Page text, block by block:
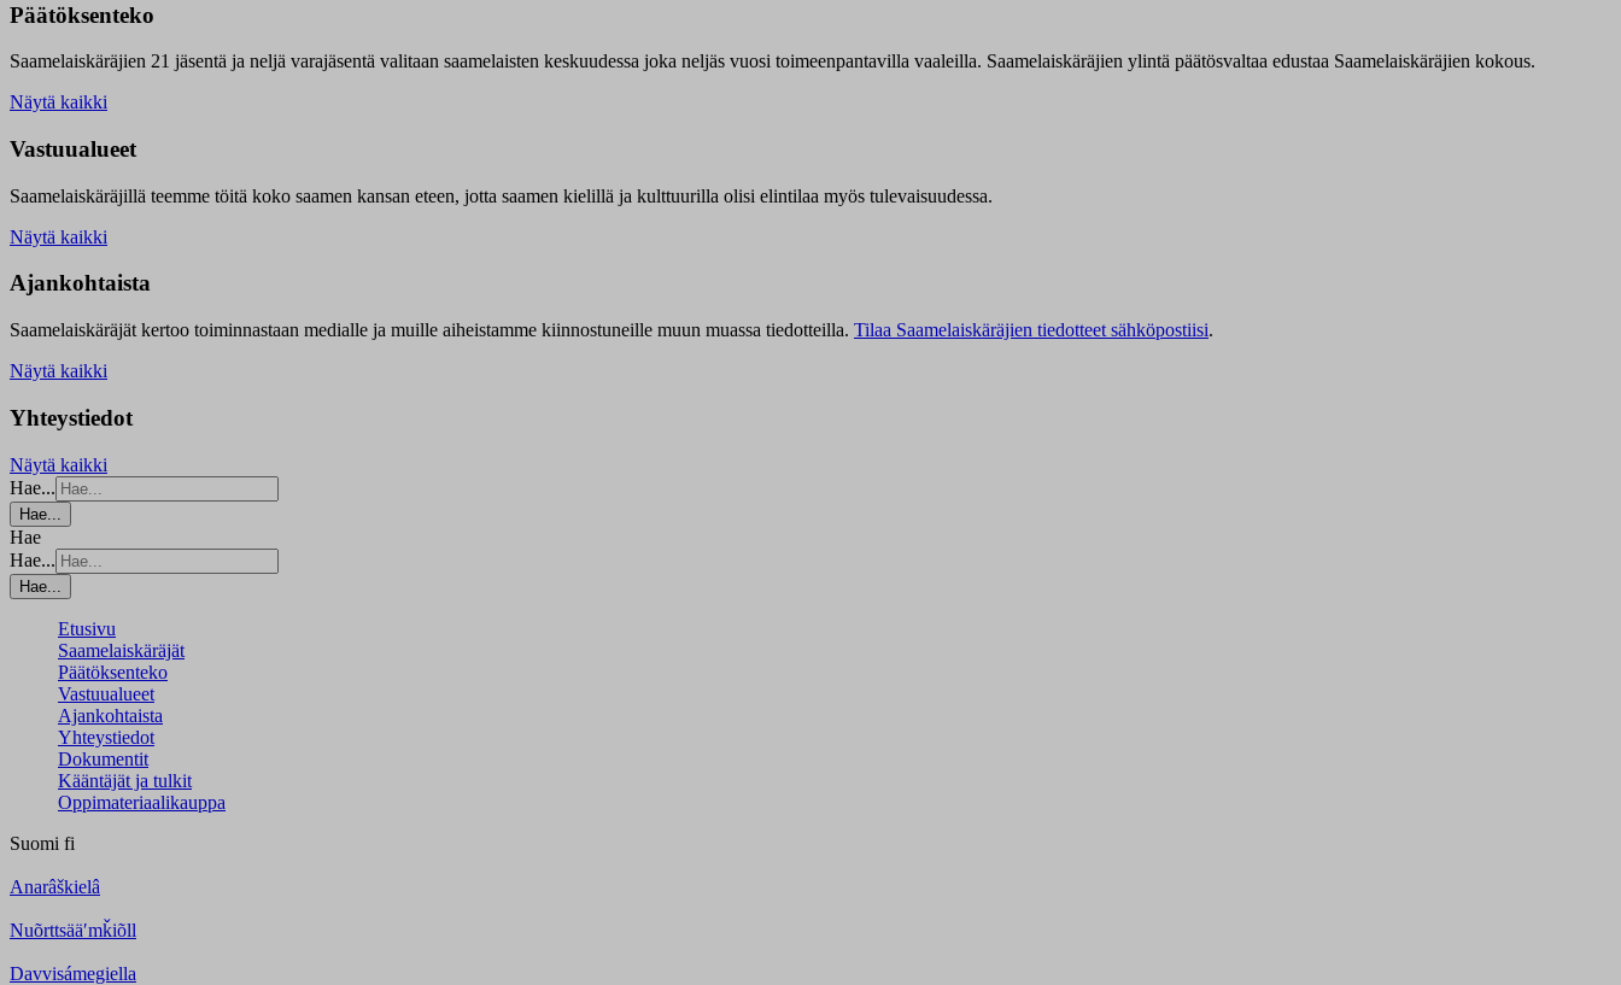
Päätöksenteko
Saamelaiskäräjien 21 jäsentä ja neljä varajäsentä valitaan saamelaisten keskuudessa joka neljäs vuosi toimeenpantavilla vaaleilla. Saamelaiskäräjien ylintä päätösvaltaa edustaa Saamelaiskäräjien kokous.
Näytä kaikki
Vastuualueet
Saamelaiskäräjillä teemme töitä koko saamen kansan eteen, jotta saamen kielillä ja kulttuurilla olisi elintilaa myös tulevaisuudessa.
Näytä kaikki
Ajankohtaista
Saamelaiskäräjät kertoo toiminnastaan medialle ja muille aiheistamme kiinnostuneille muun muassa tiedotteilla. Tilaa Saamelaiskäräjien tiedotteet sähköpostiisi.
Näytä kaikki
Yhteystiedot
Näytä kaikki
Hae...
Hae...
Hae
Hae...
Hae...
Etusivu
Saamelaiskäräjät
Päätöksenteko
Vastuualueet
Ajankohtaista
Yhteystiedot
Dokumentit
Kääntäjät ja tulkit
Oppimateriaalikauppa
Suomi fi
Anarâškielâ
Nuõrttsääʹmǩiõll
Davvisámegiella